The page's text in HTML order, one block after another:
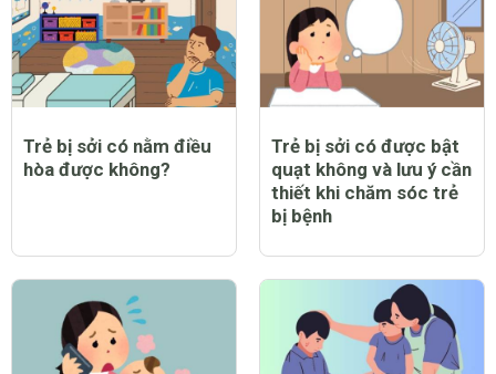
CHỦ ĐỀ MỚI
Trẻ bị sởi có nằm điều
hòa được không?
Trẻ bị sởi có được bật
quạt không và lưu ý cần
thiết khi chăm sóc trẻ
bị bệnh